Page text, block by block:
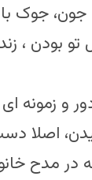
جوک
تو بودن ،
و زمونه
اصلا
در مدح